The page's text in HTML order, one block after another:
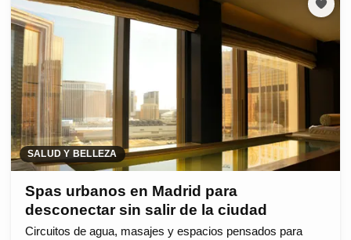
SALUD Y BELLEZA
Spas urbanos en Madrid para
desconectar sin salir de la ciudad
Circuitos de agua, masajes y espacios pensados para